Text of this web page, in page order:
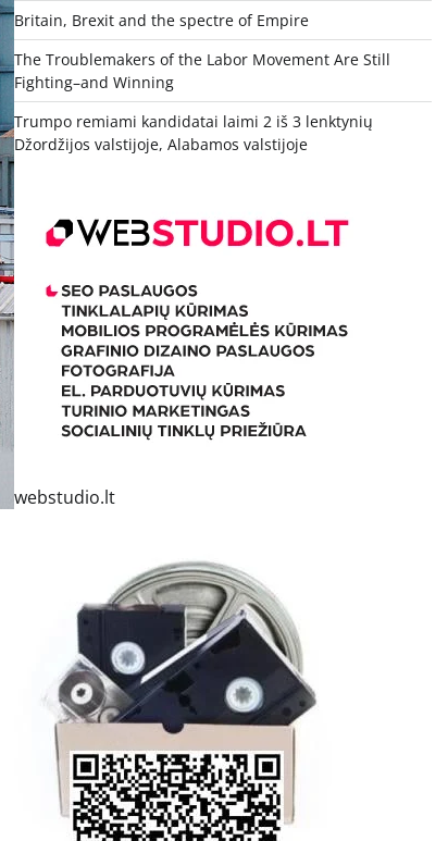
Britain, Brexit and the spectre of Empire
The Troublemakers of the Labor Movement Are Still
Fighting–and Winning
Trumpo remiami kandidatai laimi 2 iš 3 lenktynių
Džordžijos valstijoje, Alabamos valstijoje
webstudio.lt